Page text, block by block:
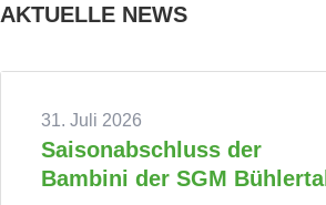
AKTUELLE NEWS
Saisonabschluss der
Bambini der SGM Bühlertal
31. Juli 2026